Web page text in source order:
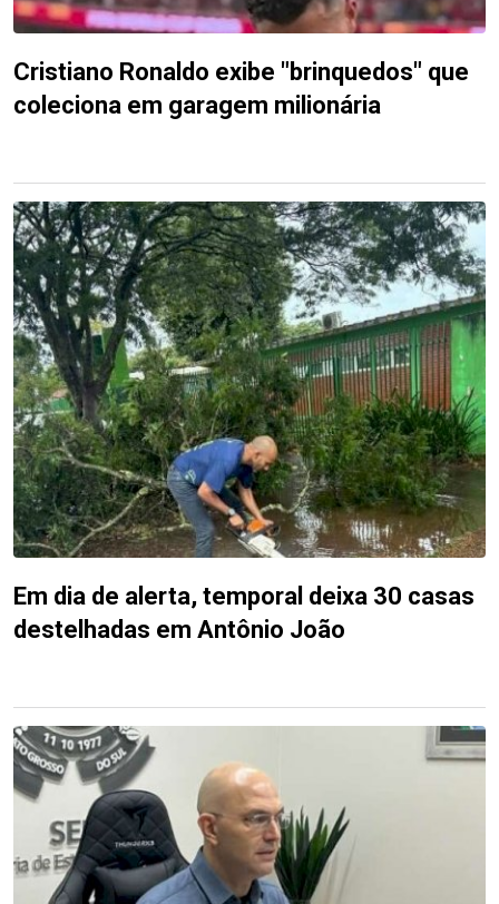
Cristiano Ronaldo exibe "brinquedos" que
coleciona em garagem milionária
Em dia de alerta, temporal deixa 30 casas
destelhadas em Antônio João